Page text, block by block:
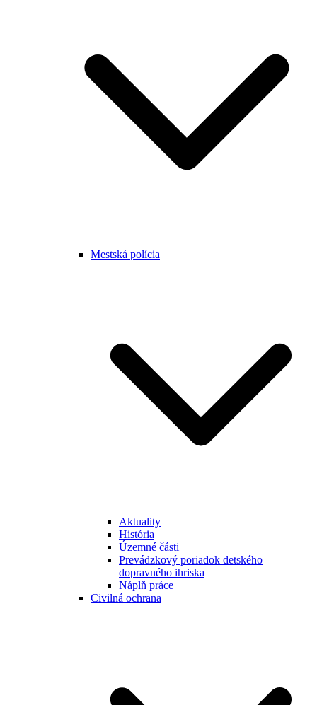
Mestská polícia
Aktuality
História
Územné části
Prevádzkový poriadok detského
dopravného ihriska
Náplň práce
Civilná ochrana